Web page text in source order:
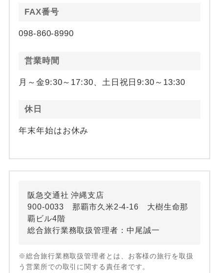
FAX番号
098-860-8990
営業時間
月～金9:30～17:30、土日祝日9:30～13:30
休日
年末年始はお休み
阪急交通社 沖縄支店
900-0033 那覇市久米2-4-16 大樹生命那
覇ビル4階
総合旅行業務取扱管理者：中尾誠一
※総合旅行業務取扱管理者とは、お客様の旅行を取扱
う営業所での取引に関する責任者です。